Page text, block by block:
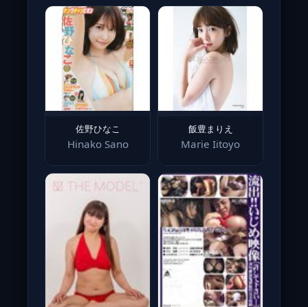
佐野ひなこ
Hinako Sano
飯豊まりえ
Marie Iitoyo